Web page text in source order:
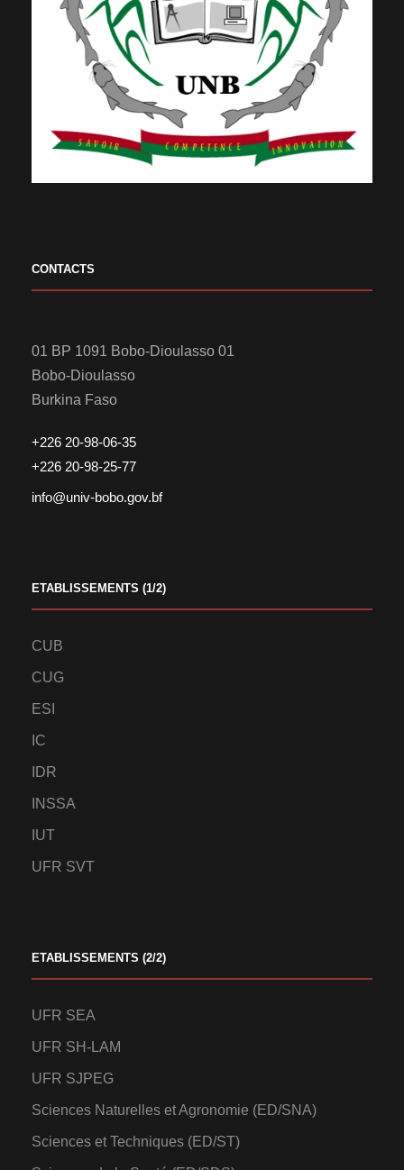
CONTACTS
01 BP 1091 Bobo-Dioulasso 01
Bobo-Dioulasso
Burkina Faso
+226 20-98-06-35
+226 20-98-25-77
info@univ-bobo.gov.bf
ETABLISSEMENTS (1/2)
CUB
CUG
ESI
IC
IDR
INSSA
IUT
UFR SVT
ETABLISSEMENTS (2/2)
UFR SEA
UFR SH-LAM
UFR SJPEG
Sciences Naturelles et Agronomie (ED/SNA)
Sciences et Techniques (ED/ST)